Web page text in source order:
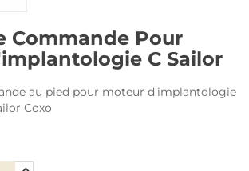
Commande Pour
C Sailor
au pied pour moteur d'implantologie
Coxo